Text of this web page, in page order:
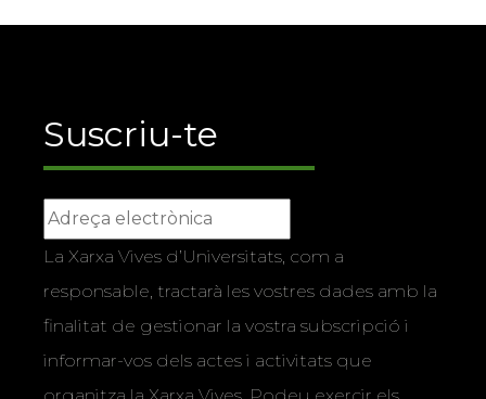
Suscriu-te
La Xarxa Vives d’Universitats, com a
responsable, tractarà les vostres dades amb la
finalitat de gestionar la vostra subscripció i
informar-vos dels actes i activitats que
organitza la Xarxa Vives. Podeu exercir els